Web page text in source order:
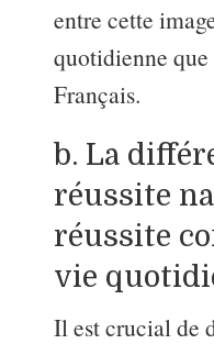
entre cette
quotidienne
Français.
b. La
réussite
réussite
vie
Il est crucial de